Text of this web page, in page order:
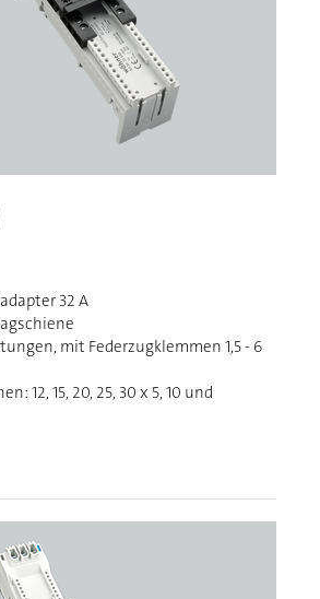
32 A
mit Federzugklemmen 1,5 - 6
12, 15, 20, 25, 30 x 5, 10 und